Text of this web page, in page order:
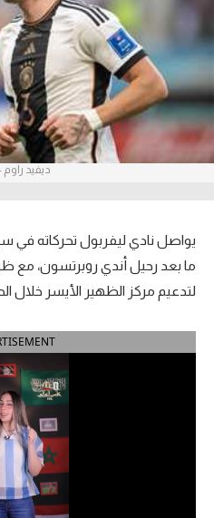
ركن الألعاب
بطولات
الدوري الإنجليزي الممتاز
الدوري الإسباني
الدوري السعودي للمحترفين
ديفيد راوم -
يواصل نادي ليفربول تحركاته في
ما بعد رحيل أندي روبرتسون،
لتدعيم مركز الظهير الأيسر خلال